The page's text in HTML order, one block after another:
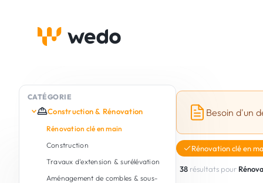
CATÉGORIE
Construction & Rénovation
Rénovation clé en main
Construction
Travaux d'extension & surélévation
Aménagement de combles & sous-
Besoin d'un
Rénovation clé en
38 résultats pour